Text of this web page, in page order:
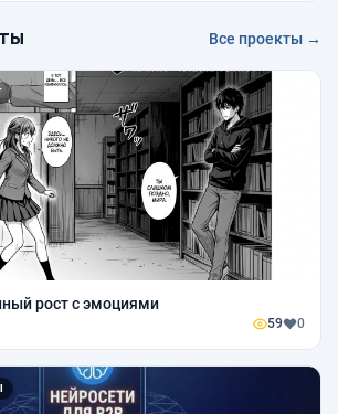
Все проекты →
рост с эмоциями
59 0